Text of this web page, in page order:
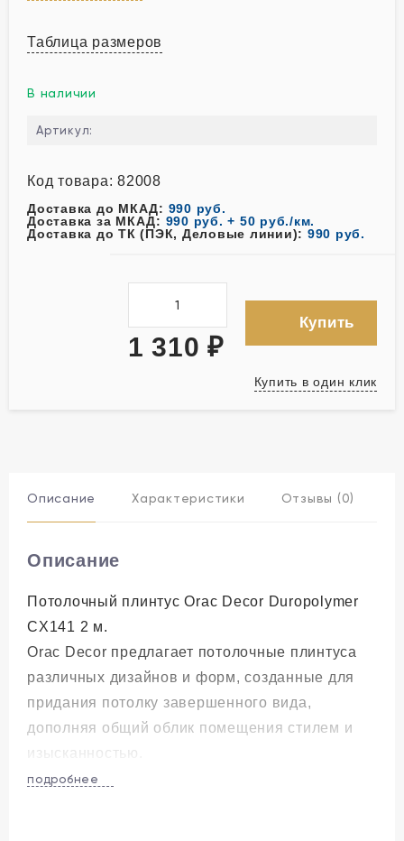
Таблица размеров
В наличии
Артикул:
Код товара: 82008
Доставка до МКАД: 990 руб.
Доставка за МКАД: 990 руб. + 50 руб./км.
Доставка до ТК (ПЭК, Деловые линии): 990 руб.
1 310 ₽
Купить
Купить в один клик
Описание Характеристики Отзывы (0)
Описание
Потолочный плинтус Orac Decor Duropolymer
CX141 2 м.
Orac Decor предлагает потолочные плинтуса
различных дизайнов и форм, созданные для
придания потолку завершенного вида,
дополняя общий облик помещения стилем и
изысканностью.
подробнее